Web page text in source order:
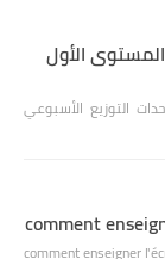
الأول
التوزيع الأسبوعي
comment
comment enseigner